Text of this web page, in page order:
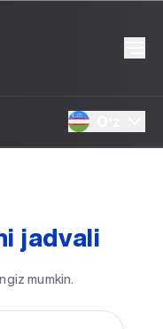
jadvali
mumkin.